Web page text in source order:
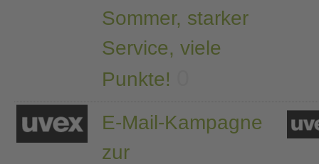
Sommer, starker
Service, viele
Punkte!
E-Mail-Kampagne
zur